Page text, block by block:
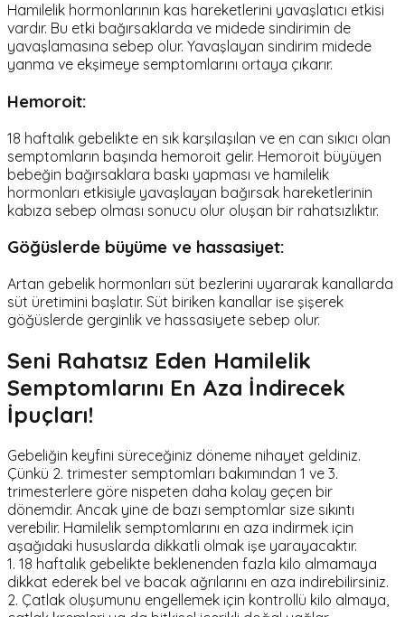
Hamilelik hormonlarının kas hareketlerini yavaşlatıcı etkisi
vardır. Bu etki bağırsaklarda ve midede sindirimin de
yavaşlamasına sebep olur. Yavaşlayan sindirim midede
yanma ve ekşimeye semptomlarını ortaya çıkarır.
Hemoroit:
18 haftalık gebelikte en sık karşılaşılan ve en can sıkıcı olan
semptomların başında hemoroit gelir. Hemoroit büyüyen
bebeğin bağırsaklara baskı yapması ve hamilelik
hormonları etkisiyle yavaşlayan bağırsak hareketlerinin
kabıza sebep olması sonucu olur oluşan bir rahatsızlıktır.
Göğüslerde büyüme ve hassasiyet:
Artan gebelik hormonları süt bezlerini uyararak kanallarda
süt üretimini başlatır. Süt biriken kanallar ise şişerek
göğüslerde gerginlik ve hassasiyete sebep olur.
Seni Rahatsız Eden Hamilelik
Semptomlarını En Aza İndirecek
İpuçları!
Gebeliğin keyfini süreceğiniz döneme nihayet geldiniz.
Çünkü 2. trimester semptomları bakımından 1 ve 3.
trimesterlere göre nispeten daha kolay geçen bir
dönemdir. Ancak yine de bazı semptomlar size sıkıntı
verebilir. Hamilelik semptomlarını en aza indirmek için
aşağıdaki hususlarda dikkatli olmak işe yarayacaktır.
1. 18 haftalık gebelikte beklenenden fazla kilo almamaya
dikkat ederek bel ve bacak ağrılarını en aza indirebilirsiniz.
2. Çatlak oluşumunu engellemek için kontrollü kilo almaya,